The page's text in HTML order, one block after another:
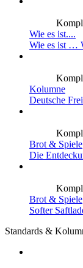
Wie es ist....
Wie es ist …
Kolumne
Deutsche
Brot & Spiele
Die
Brot & Spiele
Softer
Standards &